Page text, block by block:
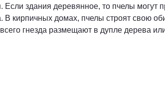
здания деревянное, то пчелы
кирпичных домах, пчелы строят свою
гнезда размещают в дупле дерева